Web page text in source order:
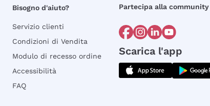
Bisogno d'aiuto?
Servizio clienti
Condizioni di Vendita
Modulo di recesso ordine
Accessibilità
FAQ
Partecipa alla community
Scarica l'app